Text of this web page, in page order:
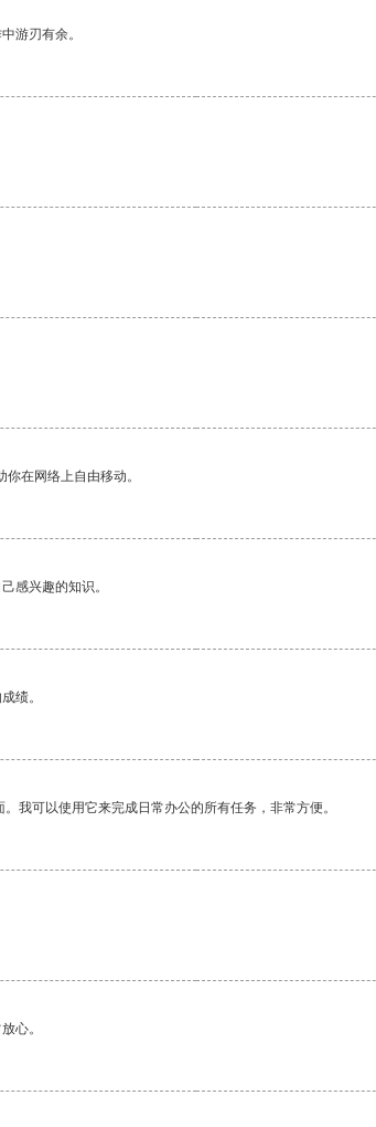
游刃有余。
在网络上自由移动。
感兴趣的知识。
绩。
我可以使用它来完成日常办公的所有任务，非常方便。
心。